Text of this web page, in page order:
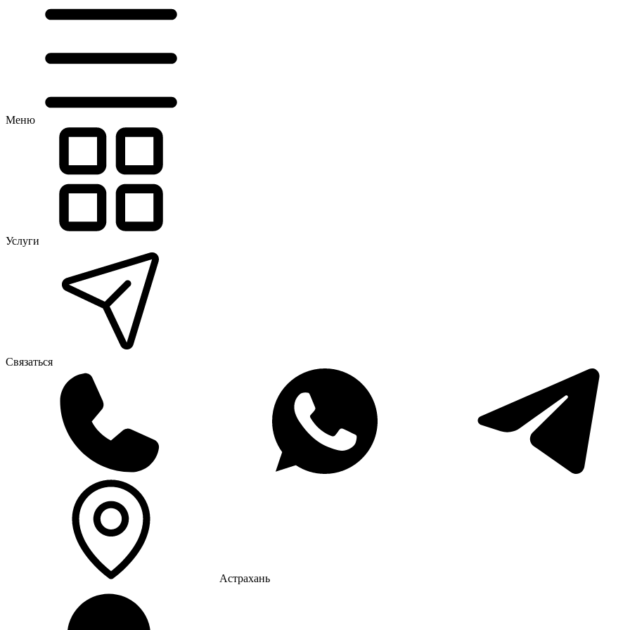
Меню
Услуги
Связаться
Астрахань